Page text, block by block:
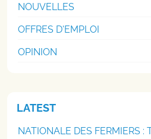
NOUVELLES
OFFRES D'EMPLOI
OPINION
LATEST
NATIONALE DES FERMIERS :